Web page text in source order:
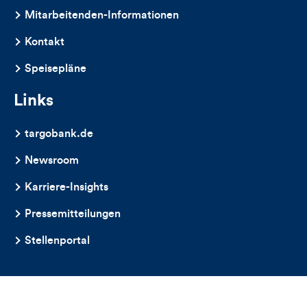
Mitarbeitenden-Informationen
Kontakt
Speisepläne
Links
targobank.de
Newsroom
Karriere-Insights
Pressemitteilungen
Stellenportal